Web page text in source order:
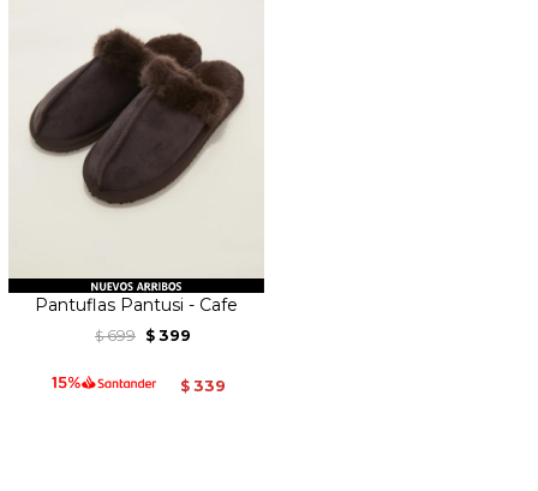
Pantuflas Pantusi - Cafe
$ 699 $ 399
$ 339